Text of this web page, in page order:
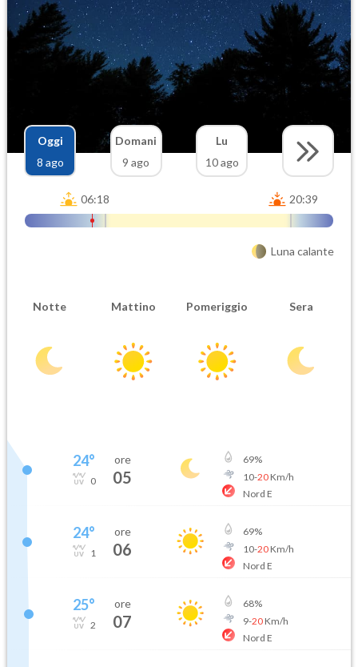
Oggi
8 ago
Domani
9 ago
Lu
10 ago
06:18 20:39
Luna calante
Notte Mattino Pomeriggio Sera
24°
0
ore
05
69%
10-20Km/h
Nord E
24°
1
ore
06
69%
10-20Km/h
Nord E
25°
2
ore
07
68%
9-20Km/h
Nord E